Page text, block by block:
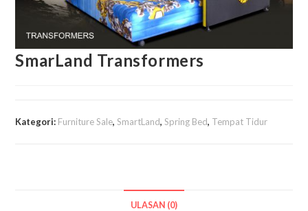
SmarLand Transformers
Kategori: Furniture Sale,SmartLand,Spring Bed, Tempat Tidur
ULASAN (0)